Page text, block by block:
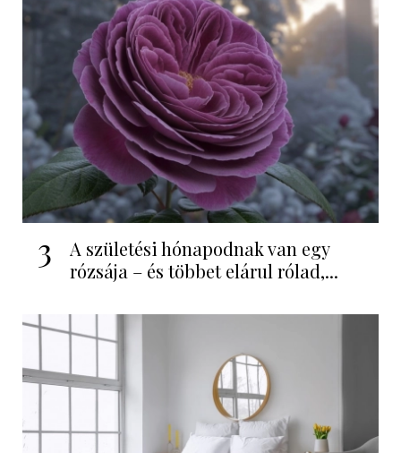
3
A születési hónapodnak van egy
rózsája – és többet elárul rólad,...